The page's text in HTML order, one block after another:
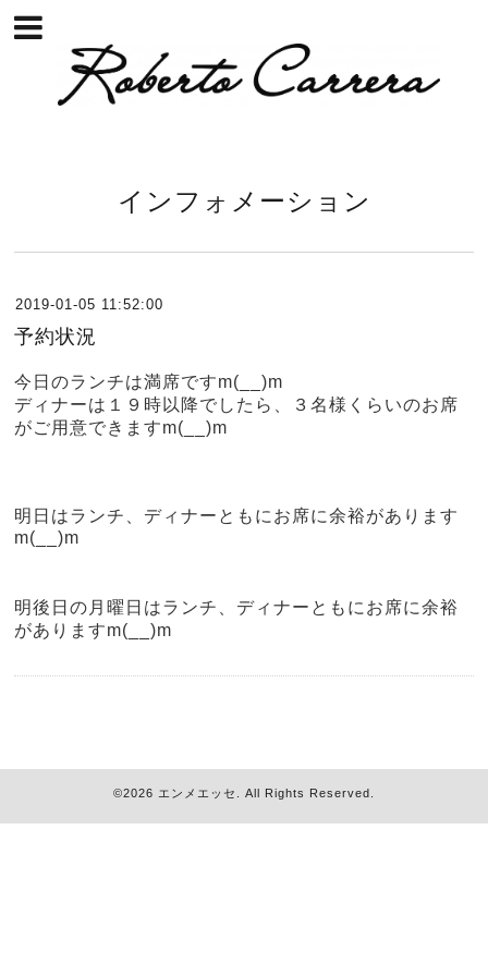
インフォメーション
2019-01-05 11:52:00
予約状況
今日のランチは満席ですm(__)m
ディナーは１９時以降でしたら、３名様くらいのお席
がご用意できますm(__)m
明日はランチ、ディナーともにお席に余裕があります
m(__)m
明後日の月曜日はランチ、ディナーともにお席に余裕
がありますm(__)m
©2026 エンメエッセ . All Rights Reserved.